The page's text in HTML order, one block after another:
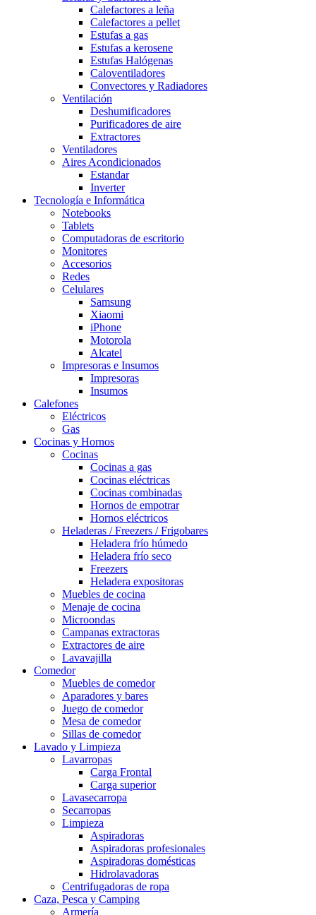
Calefactores a leña
Calefactores a pellet
Estufas a gas
Estufas a kerosene
Estufas Halógenas
Caloventiladores
Convectores y Radiadores
Ventilación
Deshumificadores
Purificadores de aire
Extractores
Ventiladores
Aires Acondicionados
Estandar
Inverter
Tecnología e Informática
Notebooks
Tablets
Computadoras de escritorio
Monitores
Accesorios
Redes
Celulares
Samsung
Xiaomi
iPhone
Motorola
Alcatel
Impresoras e Insumos
Impresoras
Insumos
Calefones
Eléctricos
Gas
Cocinas y Hornos
Cocinas
Cocinas a gas
Cocinas eléctricas
Cocinas combinadas
Hornos de empotrar
Hornos eléctricos
Heladeras / Freezers / Frigobares
Heladera frío húmedo
Heladera frío seco
Freezers
Heladera expositoras
Muebles de cocina
Menaje de cocina
Microondas
Campanas extractoras
Extractores de aire
Lavavajilla
Comedor
Muebles de comedor
Aparadores y bares
Juego de comedor
Mesa de comedor
Sillas de comedor
Lavado y Limpieza
Lavarropas
Carga Frontal
Carga superior
Lavasecarropa
Secarropas
Limpieza
Aspiradoras
Aspiradoras profesionales
Aspiradoras domésticas
Hidrolavadoras
Centrifugadoras de ropa
Caza, Pesca y Camping
Armería